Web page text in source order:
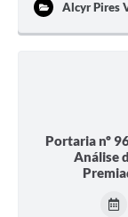
Alcyr Pires
Portaria nº
Análise